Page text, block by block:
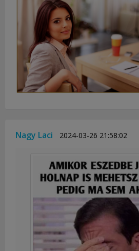
Nagy Laci 2024-03-26 21:58:02